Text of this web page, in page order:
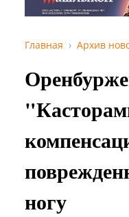
Главная Архив
ногу